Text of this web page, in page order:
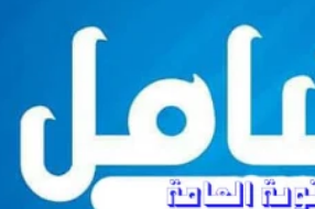
اختبار نصف الفصل الأول لمادة العلوم